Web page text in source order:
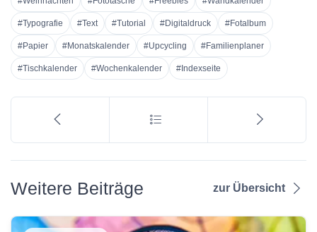
#Typografie #Text #Tutorial #Digitaldruck #Fotalbum
#Papier #Monatskalender #Upcycling #Familienplaner
#Tischkalender #Wochenkalender #Indexseite
Weitere Beiträge zur Übersicht